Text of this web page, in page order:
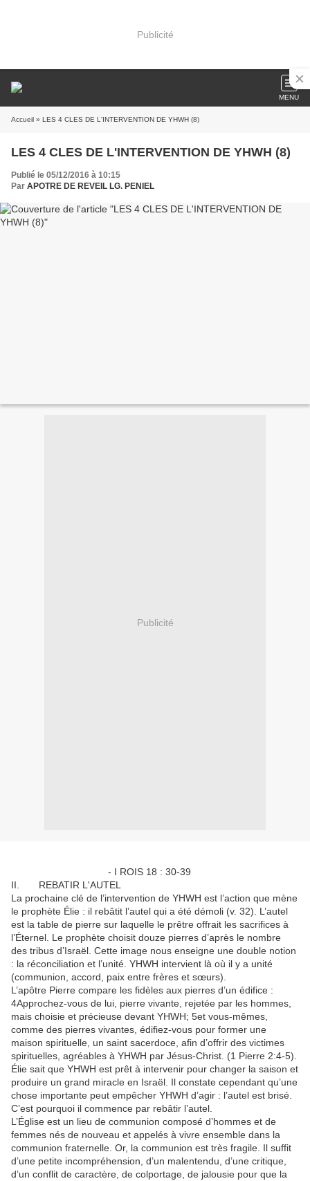
Publicité
MENU
Accueil » LES 4 CLES DE L'INTERVENTION DE YHWH (8)
LES 4 CLES DE L'INTERVENTION DE YHWH (8)
Publié le 05/12/2016 à 10:15
Par APOTRE DE REVEIL LG. PENIEL
Publicité
- I ROIS 18 : 30-39
II. REBATIR L'AUTEL
La prochaine clé de l’intervention de YHWH est l’action que mène
le prophète Élie : il rebâtit l’autel qui a été démoli (v. 32). L’autel
est la table de pierre sur laquelle le prêtre offrait les sacrifices à
l’Éternel. Le prophète choisit douze pierres d’après le nombre
des tribus d’Israël. Cette image nous enseigne une double notion
: la réconciliation et l’unité. YHWH intervient là où il y a unité
(communion, accord, paix entre frères et sœurs).
L’apôtre Pierre compare les fidèles aux pierres d’un édifice :
4Approchez-vous de lui, pierre vivante, rejetée par les hommes,
mais choisie et précieuse devant YHWH; 5et vous-mêmes,
comme des pierres vivantes, édifiez-vous pour former une
maison spirituelle, un saint sacerdoce, afin d’offrir des victimes
spirituelles, agréables à YHWH par Jésus-Christ. (1 Pierre 2:4-5).
Élie sait que YHWH est prêt à intervenir pour changer la saison et
produire un grand miracle en Israël. Il constate cependant qu’une
chose importante peut empêcher YHWH d’agir : l’autel est brisé.
C’est pourquoi il commence par rebâtir l’autel.
L’Église est un lieu de communion composé d’hommes et de
femmes nés de nouveau et appelés à vivre ensemble dans la
communion fraternelle. Or, la communion est très fragile. Il suffit
d’une petite incompréhension, d’un malentendu, d’une critique,
d’un conflit de caractère, de colportage, de jalousie pour que la